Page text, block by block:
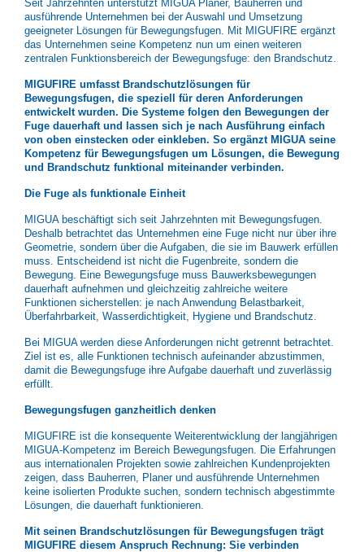
Seit Jahrzehnten unterstützt MIGUA Planer, Bauherren und
ausführende Unternehmen bei der Auswahl und Umsetzung
geeigneter Lösungen für Bewegungsfugen. Mit MIGUFIRE ergänzt
das Unternehmen seine Kompetenz nun um einen weiteren
zentralen Funktionsbereich der Bewegungsfuge: den Brandschutz.
MIGUFIRE umfasst Brandschutzlösungen für
Bewegungsfugen, die speziell für deren Anforderungen
entwickelt wurden. Die Systeme folgen den Bewegungen der
Fuge dauerhaft und lassen sich je nach Ausführung einfach
von oben einstecken oder einkleben. So ergänzt MIGUA seine
Kompetenz für Bewegungsfugen um Lösungen, die Bewegung
und Brandschutz funktional miteinander verbinden.
Die Fuge als funktionale Einheit
MIGUA beschäftigt sich seit Jahrzehnten mit Bewegungsfugen.
Deshalb betrachtet das Unternehmen eine Fuge nicht nur über ihre
Geometrie, sondern über die Aufgaben, die sie im Bauwerk erfüllen
muss. Entscheidend ist nicht die Fugenbreite, sondern die
Bewegung. Eine Bewegungsfuge muss Bauwerksbewegungen
dauerhaft aufnehmen und gleichzeitig zahlreiche weitere
Funktionen sicherstellen: je nach Anwendung Belastbarkeit,
Überfahrbarkeit, Wasserdichtigkeit, Hygiene und Brandschutz.
Bei MIGUA werden diese Anforderungen nicht getrennt betrachtet.
Ziel ist es, alle Funktionen technisch aufeinander abzustimmen,
damit die Bewegungsfuge ihre Aufgabe dauerhaft und zuverlässig
erfüllt.
Bewegungsfugen ganzheitlich denken
MIGUFIRE ist die konsequente Weiterentwicklung der langjährigen
MIGUA-Kompetenz im Bereich Bewegungsfugen. Die Erfahrungen
aus internationalen Projekten sowie zahlreichen Kundenprojekten
zeigen, dass Bauherren, Planer und ausführende Unternehmen
keine isolierten Produkte suchen, sondern technisch abgestimmte
Lösungen, die dauerhaft funktionieren.
Mit seinen Brandschutzlösungen für Bewegungsfugen trägt
MIGUFIRE diesem Anspruch Rechnung: Sie verbinden